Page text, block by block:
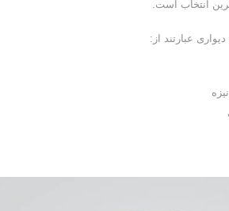
انتخاب است.
عبارتند از: